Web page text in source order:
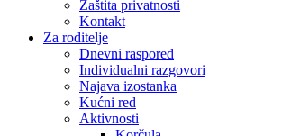
Zaštita privatnosti
Kontakt
Za roditelje
Dnevni raspored
Individualni razgovori
Najava izostanka
Kućni red
Aktivnosti